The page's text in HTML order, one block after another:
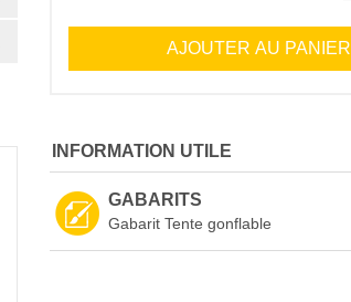
AJOUTER AU PANIER
INFORMATION UTILE
GABARITS
Gabarit Tente gonflable